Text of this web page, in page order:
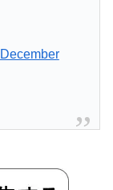
December